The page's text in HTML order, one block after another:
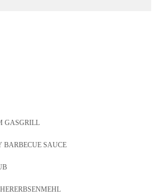
GASGRILL
BARBECUE SAUCE